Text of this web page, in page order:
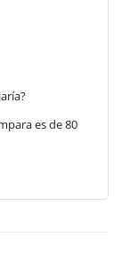
es de 80